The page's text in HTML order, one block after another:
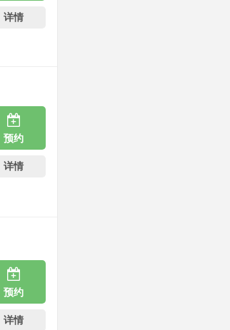
详情
预约
详情
预约
详情